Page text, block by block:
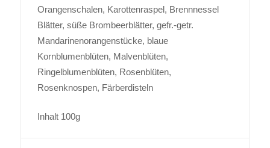
Orangenschalen, Karottenraspel, Brennnessel
Blätter, süße Brombeerblätter, gefr.-getr.
Mandarinenorangenstücke, blaue
Kornblumenblüten, Malvenblüten,
Ringelblumenblüten, Rosenblüten,
Rosenknospen, Färberdisteln
Inhalt 100g